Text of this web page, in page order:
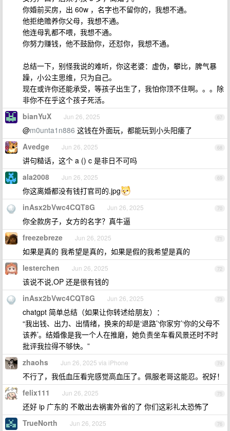
你婚前买房，出 60w ，名字也不留你的，我想不通。
他拒绝赡养你父母，我想不通。
他连母乳都不喂，我想不通。
你努力赚钱，他不鼓励你，还怼你，我想不通。
总结一下，别怪我说的难听，你这老婆：虚伪，攀比，脾气暴
躁，小公主思维，只为自己。
现在或许你还能承受，等孩子出生了，我怕你顶不住啊。。。除
非你不在乎这个孩子死活。
67
bianYuX Jun 26, 2025
@m0unta1n886 这钱在外面玩，都能玩到小头阳痿了
68
Avedge Jun 26, 2025
讲句糙话，这个 a () c 是非日不可吗
69
ala2008 Jun 26, 2025
你这离婚都没有钱打官司的.jpg
70
inAsx2bVwc4CQT8G Jun 26, 2025
你全款房子，女方的名字？真牛逼
71
freezebreze Jun 26, 2025
如果是真的 我希望是真的，如果是假的我希望是真的
72
lesterchen Jun 26, 2025
该说不说,OP 还是很有钱的
73
inAsx2bVwc4CQT8G Jun 26, 2025
chatgpt 简单总结（如果让你转述给朋友）：
“我出钱、出力、出情绪，换来的却是‘退路’‘你家穷’‘你的父母不
该养’。结婚像是我一个人在推磨，她负责坐车看风景还时不时
批评我拉得不够快。”
74
zhaohs Jun 26, 2025 via iPhone
不行了，我低血压看完感觉高血压了。佩服老哥这能忍。祝好！
75
felix111 Jun 26, 2025
还好 ip 广东的 不敢出去祸害外省的了 你们这彩礼太恐怖了
76
TrueNorth Jun 26, 2025